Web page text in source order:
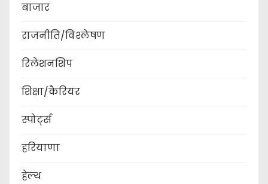
बाजार
राजनीति/विश्लेषण
रिलेशनशिप
शिक्षा/कैरियर
स्पोर्ट्स
हरियाणा
हेल्थ